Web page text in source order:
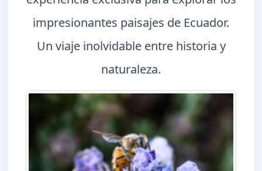
impresionantes paisajes de Ecuador.
Un viaje inolvidable entre historia y
naturaleza.